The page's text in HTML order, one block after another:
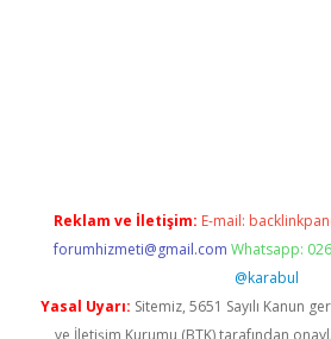
Reklam ve İletişim: E-mail:
forumhizmeti@gmail.com Whatsapp:
@karabul
Yasal Uyarı: Sitemiz, 5651 Sayılı Kanun
ve İletişim Kurumu (BTK) tarafından